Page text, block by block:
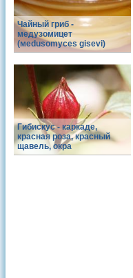
Чайный гриб -
медузомицет
(меdusomyces gisevi)
Гибискус - каркаде,
красная роза, красный
щавель, окра